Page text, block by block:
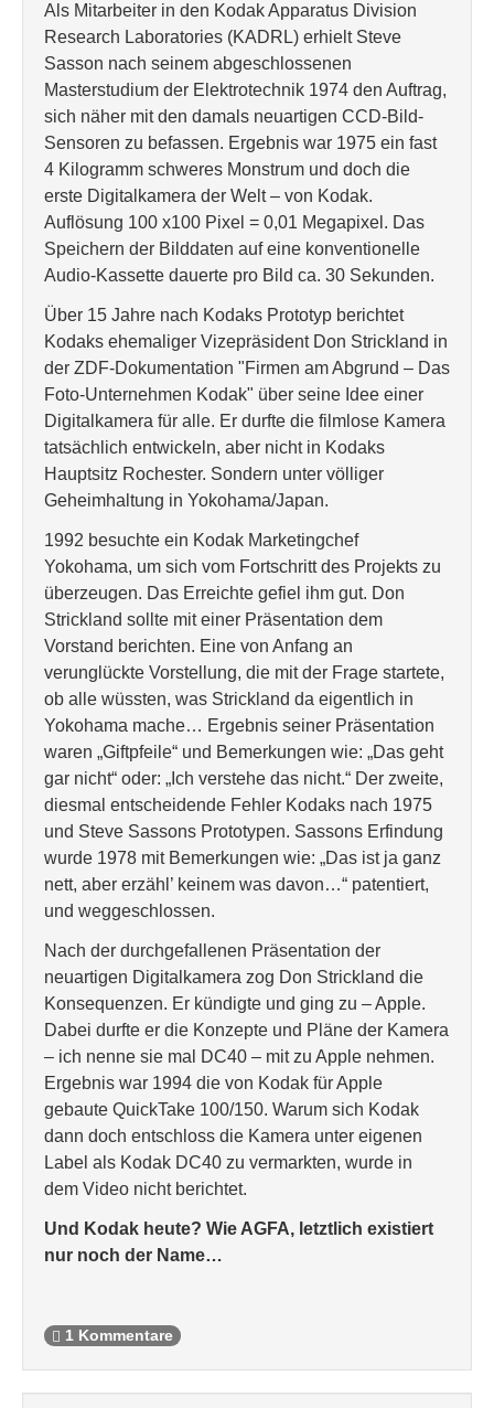
Als Mitarbeiter in den Kodak Apparatus Division
Research Laboratories (KADRL) erhielt Steve
Sasson nach seinem abgeschlossenen
Masterstudium der Elektrotechnik 1974 den Auftrag,
sich näher mit den damals neuartigen CCD-Bild-
Sensoren zu befassen. Ergebnis war 1975 ein fast
4 Kilogramm schweres Monstrum und doch die
erste Digitalkamera der Welt – von Kodak.
Auflösung 100 x100 Pixel = 0,01 Megapixel. Das
Speichern der Bilddaten auf eine konventionelle
Audio-Kassette dauerte pro Bild ca. 30 Sekunden.
Über 15 Jahre nach Kodaks Prototyp berichtet
Kodaks ehemaliger Vizepräsident Don Strickland in
der ZDF-Dokumentation "Firmen am Abgrund – Das
Foto-Unternehmen Kodak" über seine Idee einer
Digitalkamera für alle. Er durfte die filmlose Kamera
tatsächlich entwickeln, aber nicht in Kodaks
Hauptsitz Rochester. Sondern unter völliger
Geheimhaltung in Yokohama/Japan.
1992 besuchte ein Kodak Marketingchef
Yokohama, um sich vom Fortschritt des Projekts zu
überzeugen. Das Erreichte gefiel ihm gut. Don
Strickland sollte mit einer Präsentation dem
Vorstand berichten. Eine von Anfang an
verunglückte Vorstellung, die mit der Frage startete,
ob alle wüssten, was Strickland da eigentlich in
Yokohama mache… Ergebnis seiner Präsentation
waren „Giftpfeile“ und Bemerkungen wie: „Das geht
gar nicht“ oder: „Ich verstehe das nicht.“ Der zweite,
diesmal entscheidende Fehler Kodaks nach 1975
und Steve Sassons Prototypen. Sassons Erfindung
wurde 1978 mit Bemerkungen wie: „Das ist ja ganz
nett, aber erzähl’ keinem was davon…“ patentiert,
und weggeschlossen.
Nach der durchgefallenen Präsentation der
neuartigen Digitalkamera zog Don Strickland die
Konsequenzen. Er kündigte und ging zu – Apple.
Dabei durfte er die Konzepte und Pläne der Kamera
– ich nenne sie mal DC40 – mit zu Apple nehmen.
Ergebnis war 1994 die von Kodak für Apple
gebaute QuickTake 100/150. Warum sich Kodak
dann doch entschloss die Kamera unter eigenen
Label als Kodak DC40 zu vermarkten, wurde in
dem Video nicht berichtet.
Und Kodak heute? Wie AGFA, letztlich existiert
nur noch der Name…
1 Kommentare